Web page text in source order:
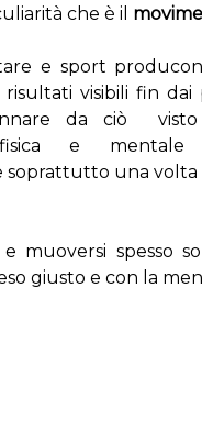
che è il
e sport
visibili fin dai
da ciò
fisica e
una volta
muoversi spesso
giusto e con la